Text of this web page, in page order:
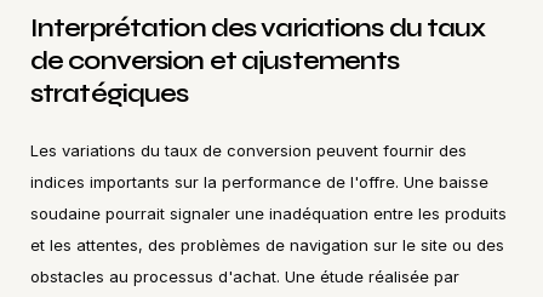
Interprétation des variations du taux
de conversion et ajustements
stratégiques
Les variations du taux de conversion peuvent fournir des
indices importants sur la performance de l'offre. Une baisse
soudaine pourrait signaler une inadéquation entre les produits
et les attentes, des problèmes de navigation sur le site ou des
obstacles au processus d'achat. Une étude réalisée par